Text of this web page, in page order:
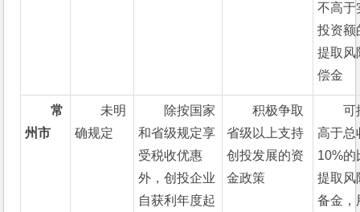
不高于
投资额
提取风
偿金
常
州市
未明
确规定
除按国家
和省级规定享
受税收优惠
外，创投企业
自获利年度起
积极争取
省级以上支持
创投发展的资
金政策
可
高于总
10%的
提取风
备金，